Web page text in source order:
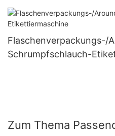
Flaschenverpackungs-/
Schrumpfschlauch-
Zum Thema